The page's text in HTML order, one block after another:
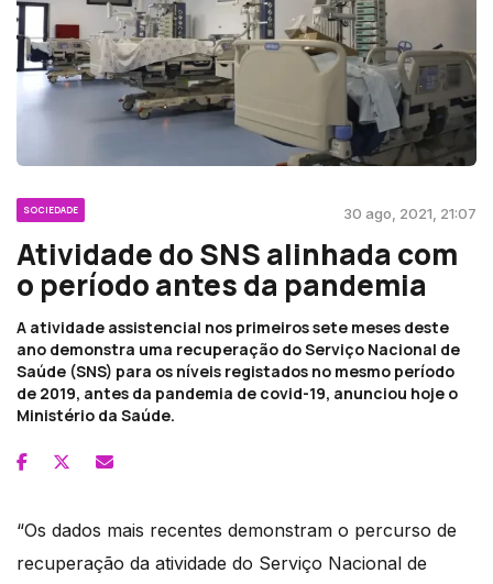
SOCIEDADE 30 ago, 2021, 21:07
Atividade do SNS alinhada com
o período antes da pandemia
A atividade assistencial nos primeiros sete meses deste
ano demonstra uma recuperação do Serviço Nacional de
Saúde (SNS) para os níveis registados no mesmo período
de 2019, antes da pandemia de covid-19, anunciou hoje o
Ministério da Saúde.
“Os dados mais recentes demonstram o percurso de
recuperação da atividade do Serviço Nacional de